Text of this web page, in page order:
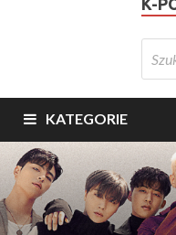
K-
KATEGORIE